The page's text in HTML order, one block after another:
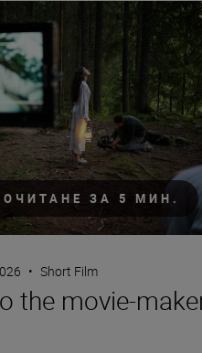
ЗА 5 МИН.
maker mindset
• Short Film
the movie-